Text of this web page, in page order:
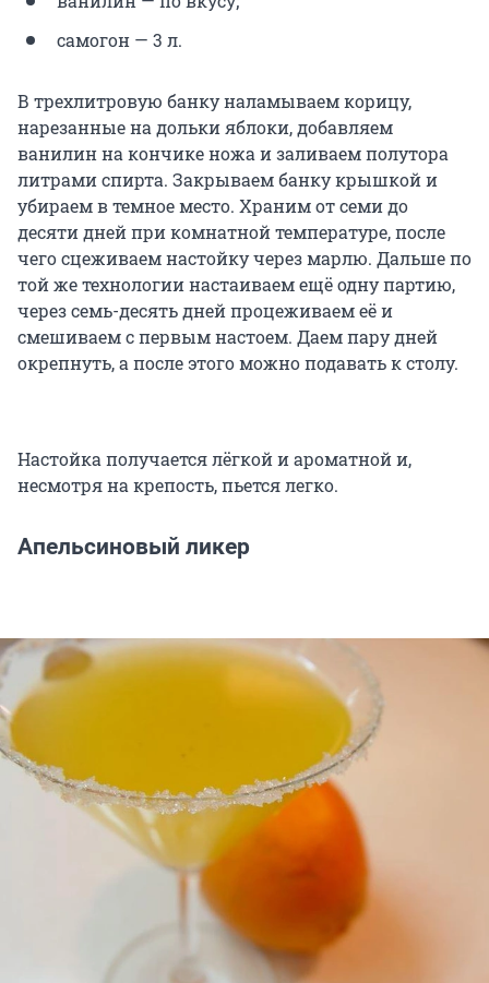
самогон — 3 л.
В трехлитровую банку наламываем корицу,
нарезанные на дольки яблоки, добавляем
ванилин на кончике ножа и заливаем полутора
литрами спирта. Закрываем банку крышкой и
убираем в темное место. Храним от семи до
десяти дней при комнатной температуре, после
чего сцеживаем настойку через марлю. Дальше по
той же технологии настаиваем ещё одну партию,
через семь-десять дней процеживаем её и
смешиваем с первым настоем. Даем пару дней
окрепнуть, а после этого можно подавать к столу.
Настойка получается лёгкой и ароматной и,
несмотря на крепость, пьется легко.
Апельсиновый ликер